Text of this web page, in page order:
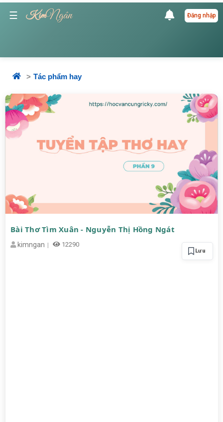
☰ KimNgân Đăng nhập
Tác phẩm hay
Bài Thơ Tìm Xuân - Nguyễn Thị Hồng Ngát
kimngan 12290
Lưu